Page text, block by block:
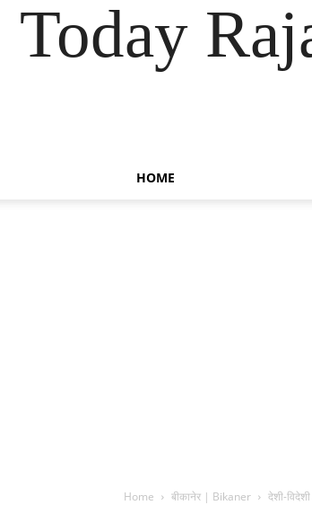
Today
HOME
Home बीकानेर | Bikaner देशी-